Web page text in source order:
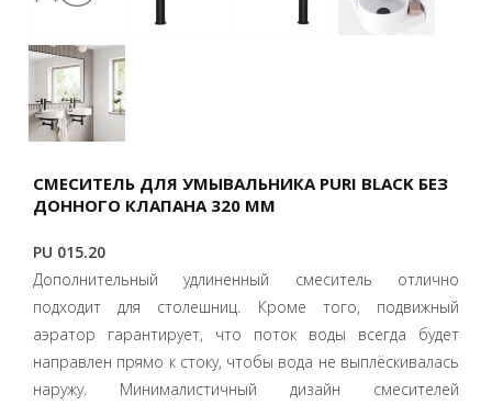
СМЕСИТЕЛЬ ДЛЯ УМЫВАЛЬНИКА PURI BLACK БЕЗ
ДОННОГО КЛАПАНА 320 MM
PU 015.20
Дополнительный удлиненный смеситель отлично
подходит для столешниц. Кроме того, подвижный
аэратор гарантирует, что поток воды всегда будет
направлен прямо к стоку, чтобы вода не выплёскивалась
наружу. Минималистичный дизайн смесителей